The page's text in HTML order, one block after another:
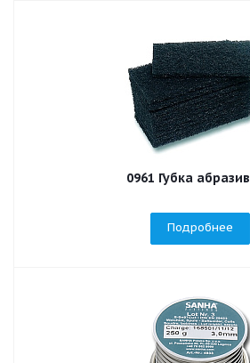
0961 Губка
Подробнее